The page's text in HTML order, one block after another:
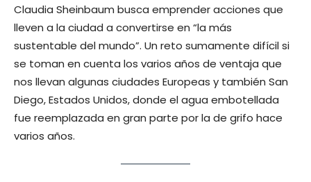
Claudia Sheinbaum busca emprender acciones que
lleven a la ciudad a convertirse en “la más
sustentable del mundo”. Un reto sumamente difícil si
se toman en cuenta los varios años de ventaja que
nos llevan algunas ciudades Europeas y también San
Diego, Estados Unidos, donde el agua embotellada
fue reemplazada en gran parte por la de grifo hace
varios años.